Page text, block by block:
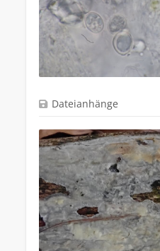
Dateianhänge